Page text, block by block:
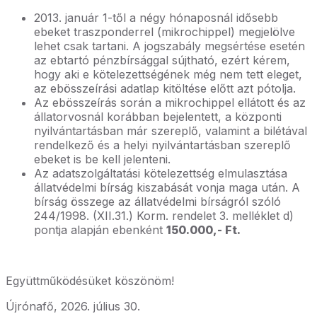
2013. január 1-től a négy hónaposnál idősebb
ebeket traszponderrel (mikrochippel) megjelölve
lehet csak tartani. A jogszabály megsértése esetén
az ebtartó pénzbírsággal sújtható, ezért kérem,
hogy aki e kötelezettségének még nem tett eleget,
az ebösszeírási adatlap kitöltése előtt azt pótolja.
Az ebösszeírás során a mikrochippel ellátott és az
állatorvosnál korábban bejelentett, a központi
nyilvántartásban már szereplő, valamint a bilétával
rendelkező és a helyi nyilvántartásban szereplő
ebeket is be kell jelenteni.
Az adatszolgáltatási kötelezettség elmulasztása
állatvédelmi bírság kiszabását vonja maga után. A
bírság összege az állatvédelmi bírságról szóló
244/1998. (XII.31.) Korm. rendelet 3. melléklet d)
pontja alapján ebenként 150.000,- Ft.
Együttműködésüket köszönöm!
Újrónafő, 2026. július 30.